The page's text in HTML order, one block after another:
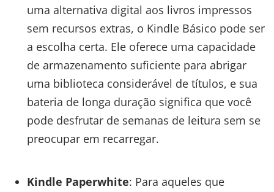
uma alternativa digital aos livros impressos
sem recursos extras, o Kindle Básico pode ser
a escolha certa. Ele oferece uma capacidade
de armazenamento suficiente para abrigar
uma biblioteca considerável de títulos, e sua
bateria de longa duração significa que você
pode desfrutar de semanas de leitura sem se
preocupar em recarregar.
Kindle Paperwhite: Para aqueles que